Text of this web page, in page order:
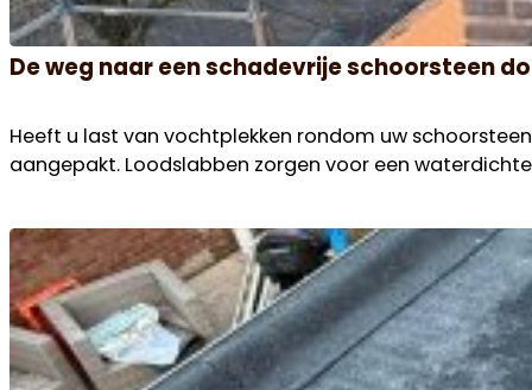
De weg naar een schadevrije schoorsteen
Heeft u last van vochtplekken rondom uw
aangepakt. Loodslabben zorgen voor een